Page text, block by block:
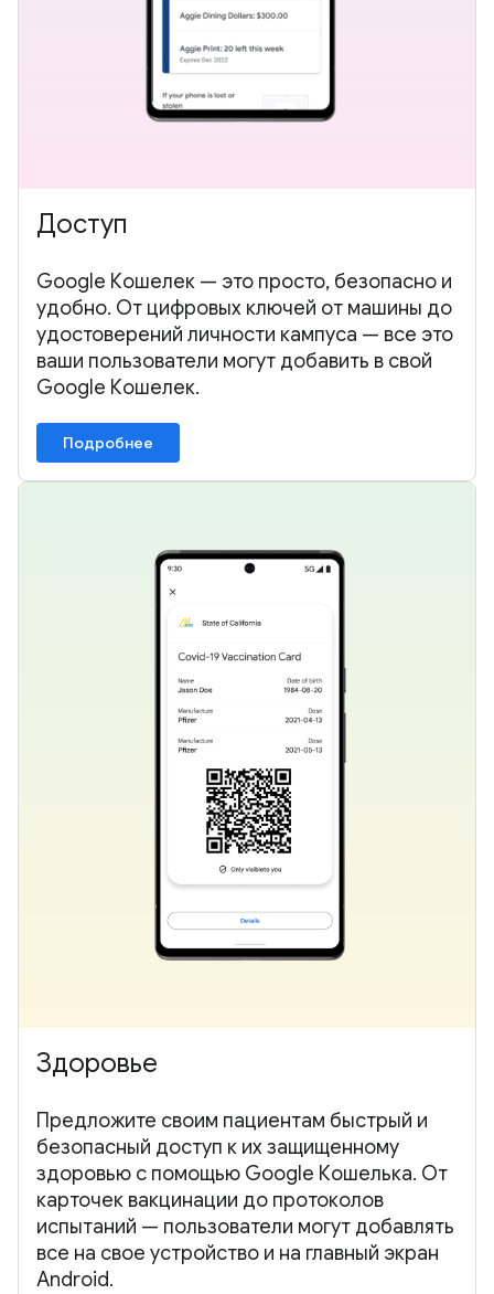
Доступ
Google Кошелек — это просто, безопасно и
удобно. От цифровых ключей от машины до
удостоверений личности кампуса — все это
ваши пользователи могут добавить в свой
Google Кошелек.
Подробнее
Здоровье
Предложите своим пациентам быстрый и
безопасный доступ к их защищенному
здоровью с помощью Google Кошелька. От
карточек вакцинации до протоколов
испытаний — пользователи могут добавлять
все на свое устройство и на главный экран
Android.